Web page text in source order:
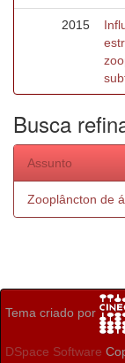
2015
Busca
Assunto
Zooplâncton de
Tema criado por
DSpace Software